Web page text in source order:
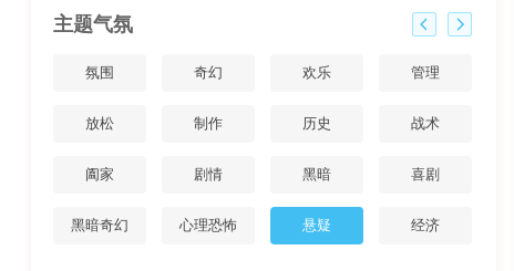
主题气氛
氛围 奇幻 欢乐 管理
放松 制作 历史 战术
阖家 剧情 黑暗 喜剧
黑暗奇幻 心理恐怖 悬疑 经济